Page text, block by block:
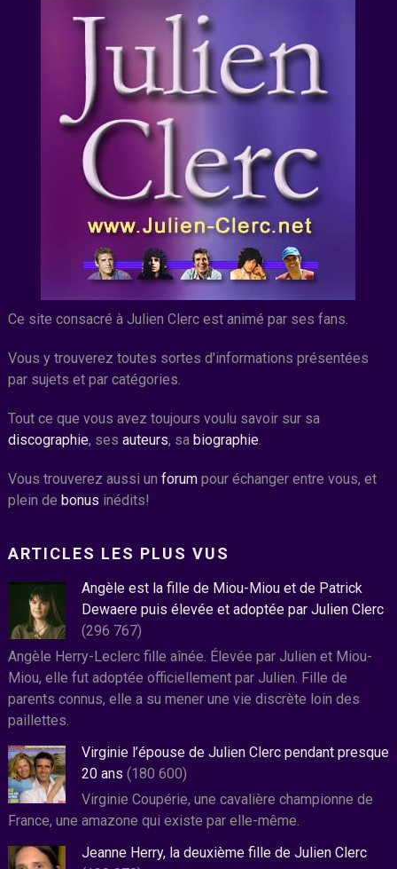
Ce site consacré à Julien Clerc est animé par ses fans.
Vous y trouverez toutes sortes d'informations présentées
par sujets et par catégories.
Tout ce que vous avez toujours voulu savoir sur sa
discographie, ses auteurs, sa biographie.
Vous trouverez aussi un forumpour échanger entre vous, et
plein de bonus inédits!
ARTICLES LES PLUS VUS
Angèle est la fille de Miou-Miou et de Patrick
Dewaere puis élevée et adoptée par Julien Clerc
(296 767)
Angèle Herry-Leclerc fille aînée. Élevée par Julien et Miou-
Miou, elle fut adoptée officiellement par Julien. Fille de
parents connus, elle a su mener une vie discrète loin des
paillettes.
Virginie l’épouse de Julien Clerc pendant presque
20 ans (180 600)
Virginie Coupérie, une cavalière championne de
France, une amazone qui existe par elle-même.
Jeanne Herry, la deuxième fille de Julien Clerc